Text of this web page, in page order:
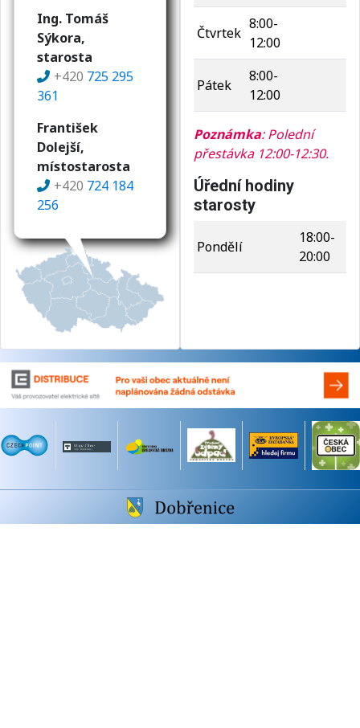
Ing. Tomáš
Sýkora,
starosta
+420 725 295
361
František
Dolejší,
místostarosta
+420 724 184
256
Čtvrtek
8:00-
12:00
Pátek
8:00-
12:00
Poznámka: Polední
přestávka 12:00-12:30.
Úřední hodiny
starosty
Pondělí
18:00-
20:00